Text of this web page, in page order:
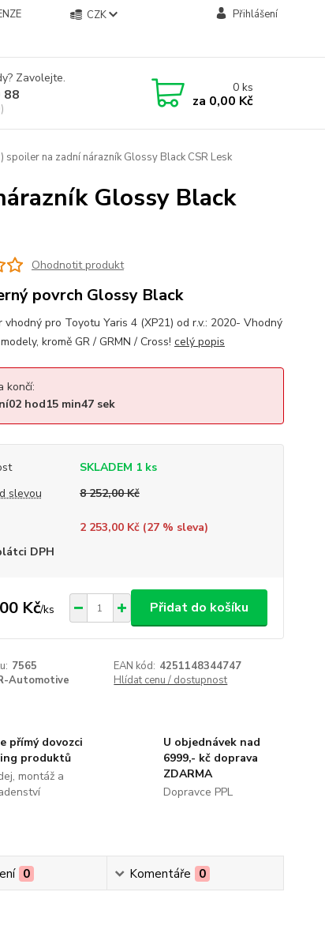
CZK Přihlášení
Zavolejte.
88 0ks
za 0,00 Kč
spoiler na zadní nárazník Glossy Black CSR Lesk
Glossy Black
Ohodnotit produkt
povrch Glossy Black
vhodný pro Toyotu Yaris 4 (XP21) od r.v.: 2020- Vhodný
kromě GR / GRMN / Cross! celý popis
končí:
02hod15min46sek
SKLADEM 1 ks
slevou
8 252,00 Kč
2 253,00 Kč (27% sleva)
DPH
Kč/ks Přidat do košíku
7565 EAN kód: 4251148344747
Automotive Hlídat cenu / dostupnost
přímý dovozci
produktů
montáž a
U objednávek nad
6999,- kč doprava
ZDARMA
Dopravce PPL
0 Komentáře 0